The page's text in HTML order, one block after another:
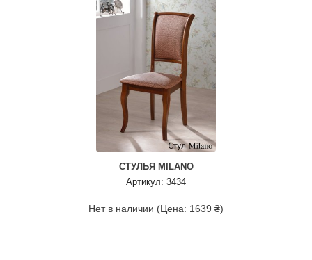
СТУЛЬЯ MILANO
Артикул: 3434
Нет в наличии (Цена: 1639 ₴)